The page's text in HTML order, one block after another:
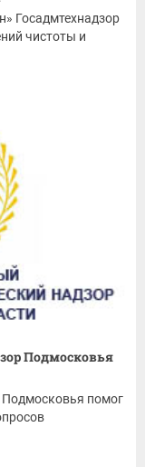
Госадмтехнадзор
чистоты и
Подмосковья
Подмосковья помог